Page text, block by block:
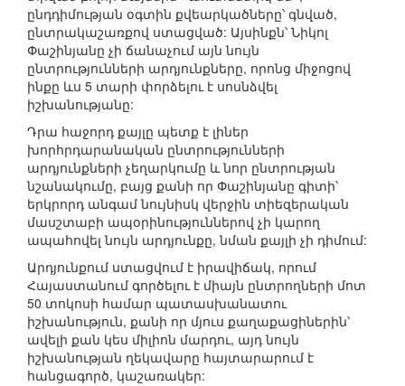
ընդդիմության օգտին քվեարկածները՝ գնված,
ընտրակաշառքով ստացված: Այսինքն՝ Նիկոլ
Փաշինյանը չի ճանաչում այն նույն
ընտրությունների արդյունքները, որոնց միջոցով
ինքը ևս 5 տարի փորձելու է սոսնձվել
իշխանությանը:
Դրա հաջորդ քայլը պետք է լիներ
խորհրդարանական ընտրությունների
արդյունքների չեղարկումը և նոր ընտրության
նշանակումը, բայց քանի որ Փաշինյանը գիտի՝
երկրորդ անգամ նույնիսկ վերջին տիեզերական
մասշտաբի ապօրինություններով չի կարող
ապահովել նույն արդյունքը, նման քայլի չի դիմում:
Արդյունքում ստացվում է իրավիճակ, որում
Հայաստանում գործելու է միայն ընտրողների մոտ
50 տոկոսի համար պատասխանատու
իշխանություն, քանի որ մյուս քաղաքացիներին՝
ավելի քան կես միլիոն մարդու, այդ նույն
իշխանության ղեկավարը հայտարարում է
հանցագործ, կաշառակեր: